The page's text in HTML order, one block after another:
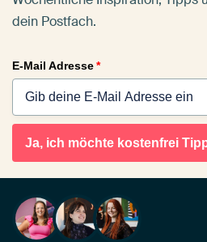
dein Postfach.
E-Mail Adresse*
Ja, ich möchte kostenfrei